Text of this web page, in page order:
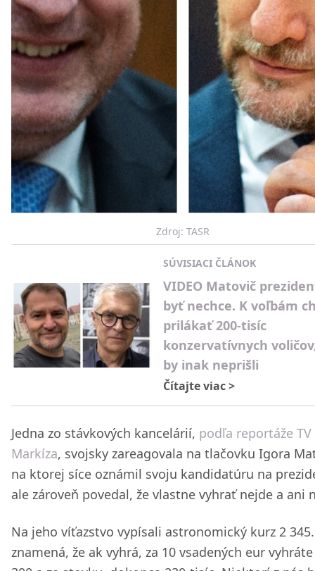
Zdroj: TASR
SÚVISIACI ČLÁNOK
VIDEO Matovič
byť nechce. K voľbám
prilákať 200-tisíc
konzervatívnych
by inak neprišli
Čítajte viac>
Jedna zo stávkových kancelárií, podľa reportáže TV
Markíza, svojsky zareagovala na tlačovku Igora
na ktorej síce oznámil svoju kandidatúru na
ale zároveň povedal, že vlastne vyhrať nejde a ani
Na jeho víťazstvo vypísali astronomický kurz 2
znamená, že ak vyhrá, za 10 vsadených eur